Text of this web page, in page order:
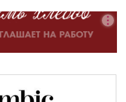
Услуги